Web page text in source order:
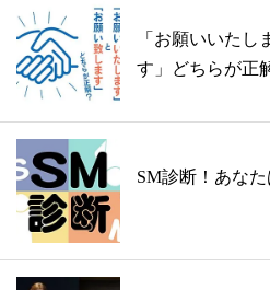
「お願いいたし
す」どちらが正
SM診断！あな